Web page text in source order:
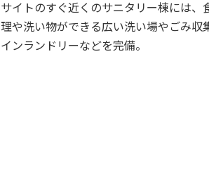
サイトのすぐ近くのサニタリー棟には、
理や洗い物ができる広い洗い場やごみ収
インランドリーなどを完備。